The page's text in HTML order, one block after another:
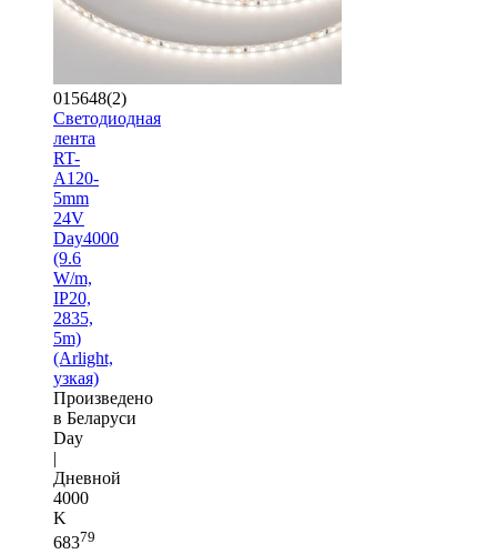
015648(2)
Светодиодная
лента
RT-
A120-
5mm
24V
Day4000
(9.6
W/m,
IP20,
2835,
5m)
(Arlight,
узкая)
Произведено
в Беларуси
Day
|
Дневной
4000
K
68379